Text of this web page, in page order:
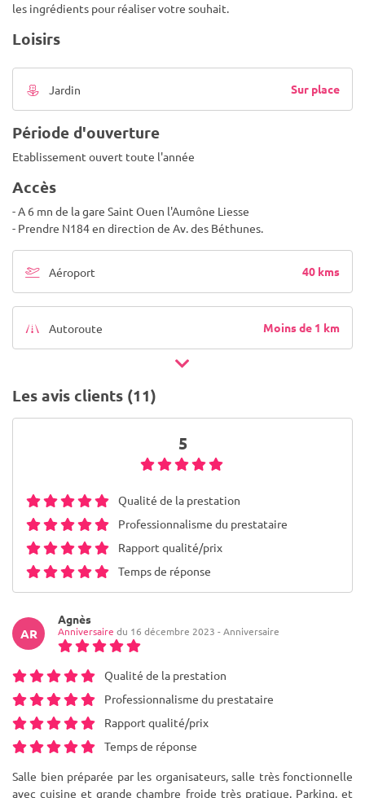
les ingrédients pour réaliser votre souhait.
Loisirs
Jardin Sur place
Période d'ouverture
Etablissement ouvert toute l'année
Accès
- A 6 mn de la gare Saint Ouen l'Aumône Liesse
- Prendre N184 en direction de Av. des Béthunes.
Aéroport 40 kms
Autoroute Moins de 1 km
Les avis clients (11)
5
Qualité de la prestation
Professionnalisme du prestataire
Rapport qualité/prix
Temps de réponse
AR
Agnès
Anniversaire du 16 décembre 2023 - Anniversaire
Qualité de la prestation
Professionnalisme du prestataire
Rapport qualité/prix
Temps de réponse
Salle bien préparée par les organisateurs, salle très fonctionnelle
avec cuisine et grande chambre froide très pratique. Parking, et